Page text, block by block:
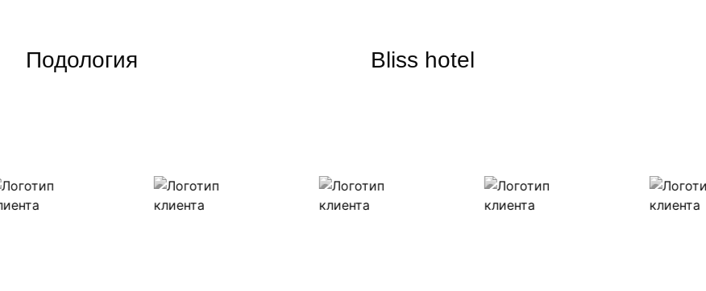
Подология Bliss hotel
Наши клиенты